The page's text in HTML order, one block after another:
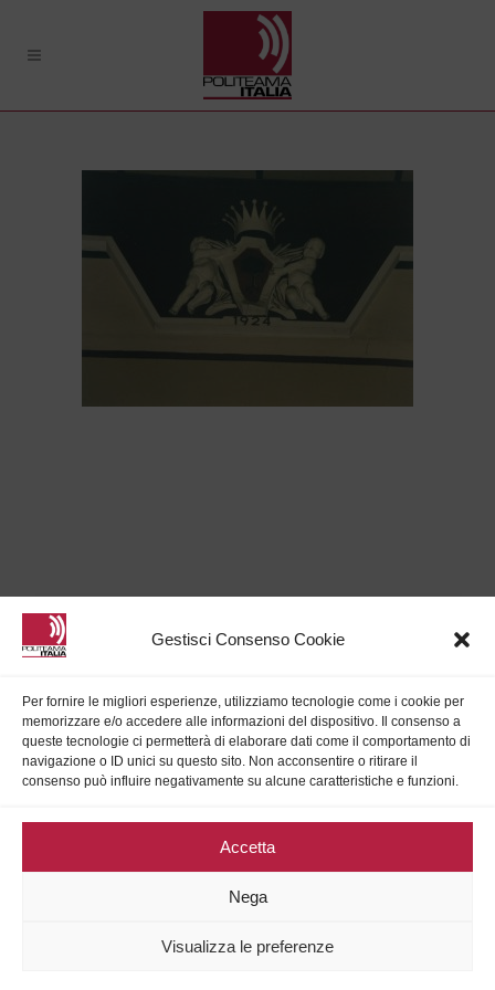
Gestisci Consenso Cookie
Per fornire le migliori esperienze, utilizziamo tecnologie come i cookie per
memorizzare e/o accedere alle informazioni del dispositivo. Il consenso a
queste tecnologie ci permetterà di elaborare dati come il comportamento di
navigazione o ID unici su questo sito. Non acconsentire o ritirare il
consenso può influire negativamente su alcune caratteristiche e funzioni.
Accetta
Nega
Visualizza le preferenze
PRIVACY